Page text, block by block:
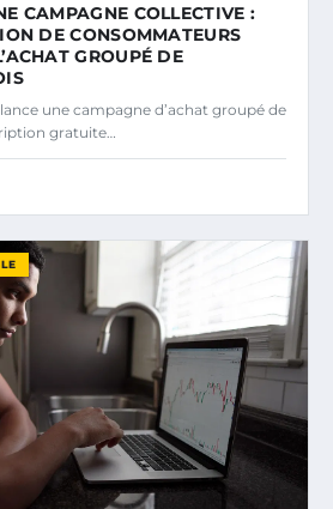
CAMPAGNE COLLECTIVE :
DE CONSOMMATEURS
GROUPÉ DE
une campagne d’achat groupé de
gratuite…